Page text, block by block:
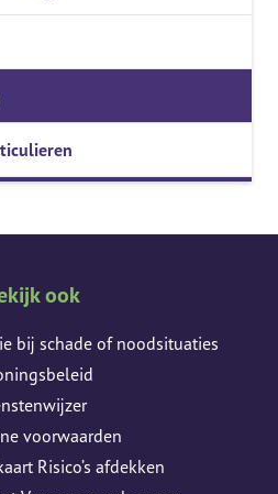
ook
bij schade of noodsituaties
voorwaarden
Risico’s afdekken